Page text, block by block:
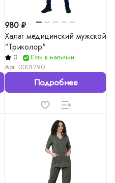
980 ₽
Халат медицинский мужской
"Триколор"
0
Есть в наличии
Арт. 0001290
Подробнее